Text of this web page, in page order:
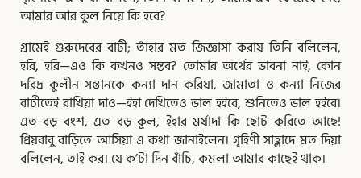
আমার আর কুল নিয়ে কি হবে?
গ্রামেই গুরুদেবের বাটী; তাঁহার মত জিজ্ঞাসা করায় তিনি বলিলেন,
হরি, হরি—এও কি কখনও সম্ভব? তোমার অর্থের ভাবনা নাই, কোন
দরিদ্র কুলীন সন্তানকে কন্যা দান করিয়া, জামাতা ও কন্যা নিজের
বাটীতেই রাখিয়া দাও—ইহা দেখিতেও ভাল হইবে, শুনিতেও ভাল হইবে।
এত বড় বংশ, এত বড় কূল, ইহার মর্যাদা কি ছোট করিতে আছে!
প্রিয়বাবু বাড়িতে আসিয়া এ কথা জানাইলেন। গৃহিণী সাহ্লাদে মত দিয়া
বলিলেন, তাই কর। যে ক’টা দিন বাঁচি, কমলা আমার কাছেই থাক।